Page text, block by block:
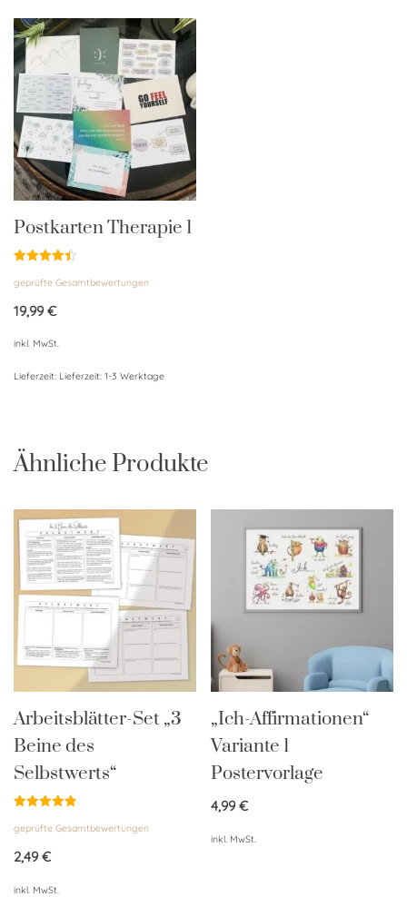
Postkarten Therapie 1
mit
von 5
geprüfte Gesamtbewertungen
19,99€
inkl. MwSt.
Lieferzeit: Lieferzeit: 1-3 Werktage
Ähnliche Produkte
Arbeitsblätter-Set „3
Beine des
Selbstwerts“
mit
von 5
geprüfte Gesamtbewertungen
2,49€
inkl. MwSt.
„Ich-Affirmationen“
Variante 1
Postervorlage
4,99€
inkl. MwSt.